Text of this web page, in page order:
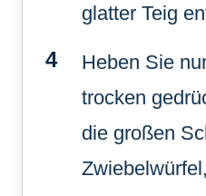
glatter Teig
Heben Sie
trocken
die großen